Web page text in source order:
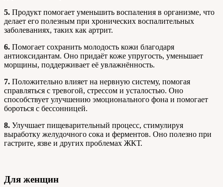
5. Продукт помогает уменьшить воспаления в организме, что
делает его полезным при хронических воспалительных
заболеваниях, таких как артрит.
6. Помогает сохранить молодость кожи благодаря
антиоксидантам. Оно придаёт коже упругость, уменьшает
морщины, поддерживает её увлажнённость.
7. Положительно влияет на нервную систему, помогая
справляться с тревогой, стрессом и усталостью. Оно
способствует улучшению эмоционального фона и помогает
бороться с бессонницей.
8. Улучшает пищеварительный процесс, стимулируя
выработку желудочного сока и ферментов. Оно полезно при
гастрите, язве и других проблемах ЖКТ.
Для женщин